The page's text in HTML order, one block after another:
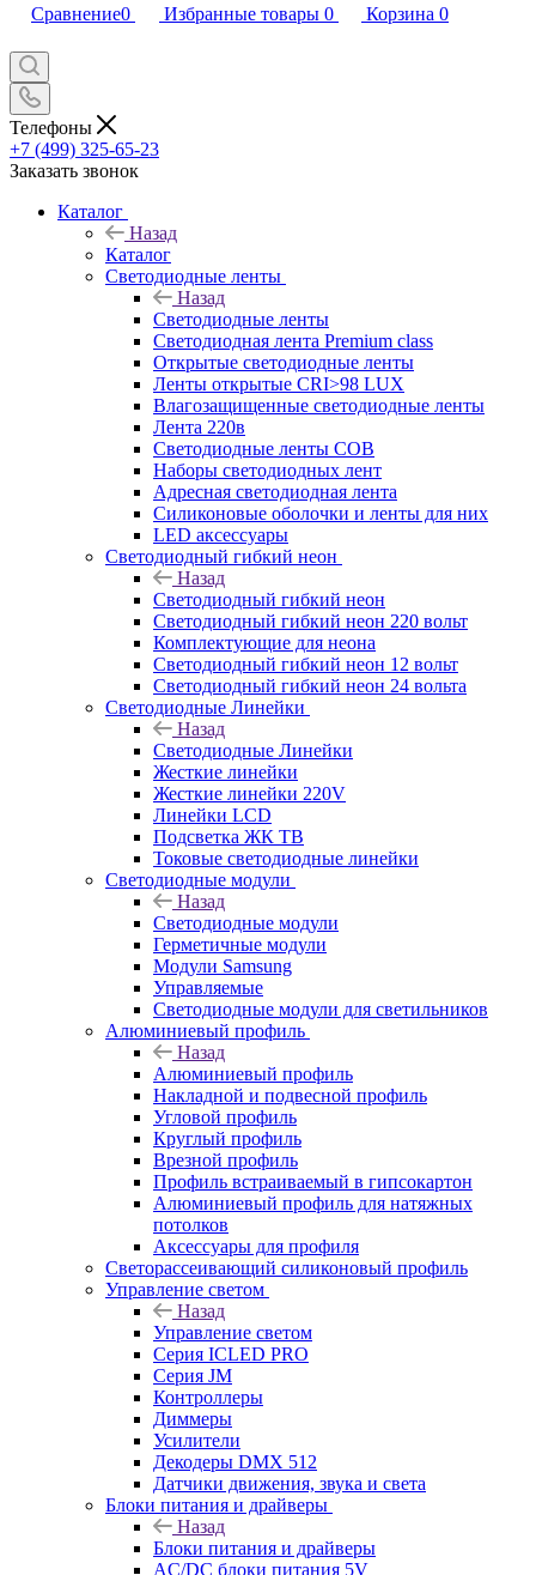
Сравнение0 Избранные товары 0 Корзина 0
Телефоны
+7 (499) 325-65-23
Заказать звонок
Каталог
Назад
Каталог
Светодиодные ленты
Назад
Светодиодные ленты
Светодиодная лента Premium class
Открытые светодиодные ленты
Ленты открытые CRI>98 LUX
Влагозащищенные светодиодные ленты
Лента 220в
Светодиодные ленты COB
Наборы светодиодных лент
Адресная светодиодная лента
Силиконовые оболочки и ленты для них
LED аксессуары
Светодиодный гибкий неон
Назад
Светодиодный гибкий неон
Светодиодный гибкий неон 220 вольт
Комплектующие для неона
Светодиодный гибкий неон 12 вольт
Светодиодный гибкий неон 24 вольта
Светодиодные Линейки
Назад
Светодиодные Линейки
Жесткие линейки
Жесткие линейки 220V
Линейки LCD
Подсветка ЖК ТВ
Токовые светодиодные линейки
Светодиодные модули
Назад
Светодиодные модули
Герметичные модули
Модули Samsung
Управляемые
Светодиодные модули для светильников
Алюминиевый профиль
Назад
Алюминиевый профиль
Накладной и подвесной профиль
Угловой профиль
Круглый профиль
Врезной профиль
Профиль встраиваемый в гипсокартон
Алюминиевый профиль для натяжных
потолков
Аксессуары для профиля
Светорассеивающий силиконовый профиль
Управление светом
Назад
Управление светом
Серия ICLED PRO
Серия JM
Контроллеры
Диммеры
Усилители
Декодеры DMX 512
Датчики движения, звука и света
Блоки питания и драйверы
Назад
Блоки питания и драйверы
AC/DC блоки питания 5V